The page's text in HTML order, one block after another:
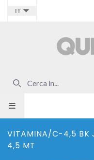
IT
VITAMINA/C-4,5 BK
4,5 MT